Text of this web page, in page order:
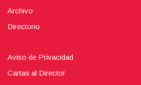
Archivo
Directorio
Aviso de Privacidad
Cartas al Director